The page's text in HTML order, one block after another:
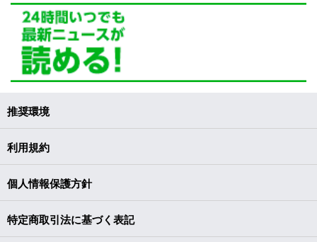
推奨環境
利用規約
個人情報保護方針
特定商取引法に基づく表記